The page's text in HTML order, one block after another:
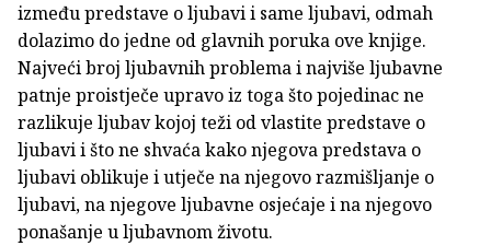
između predstave o ljubavi i same ljubavi, odmah
dolazimo do jedne od glavnih poruka ove knjige.
Najveći broj ljubavnih problema i najviše ljubavne
patnje proistječe upravo iz toga što pojedinac ne
razlikuje ljubav kojoj teži od vlastite predstave o
ljubavi i što ne shvaća kako njegova predstava o
ljubavi oblikuje i utječe na njegovo razmišljanje o
ljubavi, na njegove ljubavne osjećaje i na njegovo
ponašanje u ljubavnom životu.